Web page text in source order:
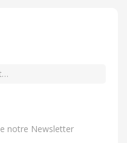
notre Newsletter